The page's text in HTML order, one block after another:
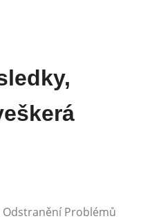
Problémů